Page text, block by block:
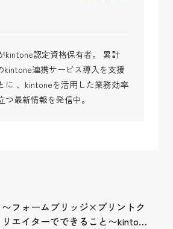
kintone認定資格保有者。 累計
kintone連携サービス導入を支援
に 、kintoneを活用した業務効率
最新情報を発信中。
〜フォームブリッジ×プリントク
リエイターでできること〜kintone